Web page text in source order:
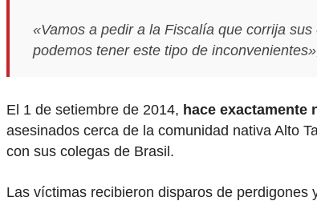
«Vamos a pedir a la Fiscalía que corrija
podemos tener este tipo de
El 1 de setiembre de 2014, hace exactamente
asesinados cerca de la comunidad nativa Alto
con sus colegas de Brasil.
Las víctimas recibieron disparos de